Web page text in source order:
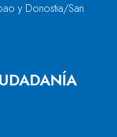
y Donostia/San